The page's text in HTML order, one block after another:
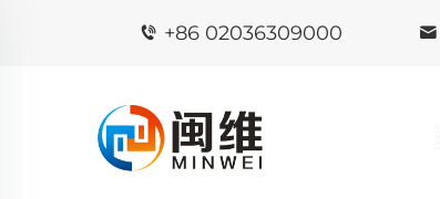
+86 02036309000